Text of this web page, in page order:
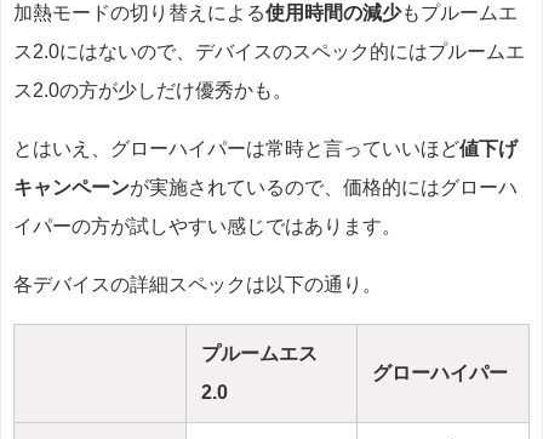
加熱モードの切り替えによる使用時間の減少もプルームエ
ス2.0にはないので、デバイスのスペック的にはプルームエ
ス2.0の方が少しだけ優秀かも。
とはいえ、グローハイパーは常時と言っていいほど値下げ
キャンペーンが実施されているので、価格的にはグローハ
イパーの方が試しやすい感じではあります。
各デバイスの詳細スペックは以下の通り。
プルームエス
2.0
グローハイパー